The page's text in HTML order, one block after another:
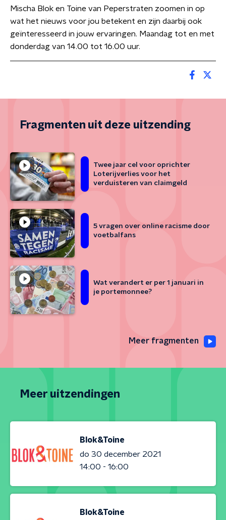
Mischa Blok en Toine van Peperstraten zoomen in op
wat het nieuws voor jou betekent en zijn daarbij ook
geïnteresseerd in jouw ervaringen. Maandag tot en met
donderdag van 14.00 tot 16.00 uur.
Fragmenten uit deze uitzending
Twee jaar cel voor oprichter
Loterijverlies voor het
verduisteren van claimgeld
5 vragen over online racisme door
voetbalfans
Wat verandert er per 1 januari in
je portemonnee?
Meer fragmenten
Meer uitzendingen
Blok&Toine
do 30 december 2021
14:00 - 16:00
Blok&Toine